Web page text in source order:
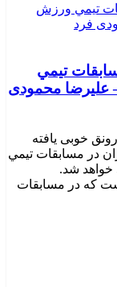
تیمي
علیرضا محمودی
خوبی یافته
در مسابقات تیمي
شد.
که در مسابقات